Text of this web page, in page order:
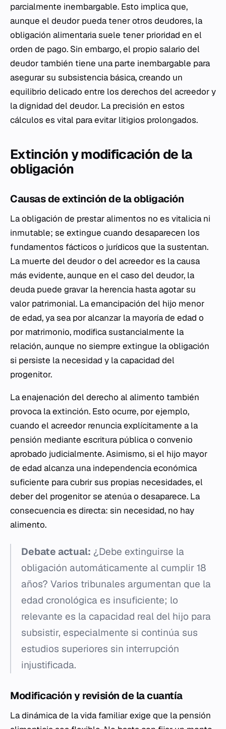
parcialmente inembargable. Esto implica que,
aunque el deudor pueda tener otros deudores, la
obligación alimentaria suele tener prioridad en el
orden de pago. Sin embargo, el propio salario del
deudor también tiene una parte inembargable para
asegurar su subsistencia básica, creando un
equilibrio delicado entre los derechos del acreedor y
la dignidad del deudor. La precisión en estos
cálculos es vital para evitar litigios prolongados.
Extinción y modificación de la
obligación
Causas de extinción de la obligación
La obligación de prestar alimentos no es vitalicia ni
inmutable; se extingue cuando desaparecen los
fundamentos fácticos o jurídicos que la sustentan.
La muerte del deudor o del acreedor es la causa
más evidente, aunque en el caso del deudor, la
deuda puede gravar la herencia hasta agotar su
valor patrimonial. La emancipación del hijo menor
de edad, ya sea por alcanzar la mayoría de edad o
por matrimonio, modifica sustancialmente la
relación, aunque no siempre extingue la obligación
si persiste la necesidad y la capacidad del
progenitor.
La enajenación del derecho al alimento también
provoca la extinción. Esto ocurre, por ejemplo,
cuando el acreedor renuncia explícitamente a la
pensión mediante escritura pública o convenio
aprobado judicialmente. Asimismo, si el hijo mayor
de edad alcanza una independencia económica
suficiente para cubrir sus propias necesidades, el
deber del progenitor se atenúa o desaparece. La
consecuencia es directa: sin necesidad, no hay
alimento.
Debate actual: ¿Debe extinguirse la
obligación automáticamente al cumplir 18
años? Varios tribunales argumentan que la
edad cronológica es insuficiente; lo
relevante es la capacidad real del hijo para
subsistir, especialmente si continúa sus
estudios superiores sin interrupción
injustificada.
Modificación y revisión de la cuantía
La dinámica de la vida familiar exige que la pensión